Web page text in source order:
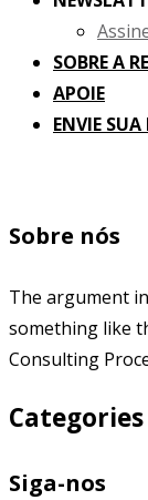
SOBRE A
APOIE
ENVIE
Sobre nós
The argument
something like
Consulting
Categories
Siga-nos